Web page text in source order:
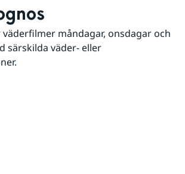
måndagar, onsdagar och
särskilda väder- eller